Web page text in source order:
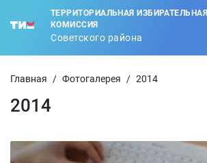
ТЕРРИТОРИАЛЬНАЯ ИЗБИРАТЕЛЬНАЯ
КОМИССИЯ
Советского района
Главная / Фотогалерея / 2014
2014